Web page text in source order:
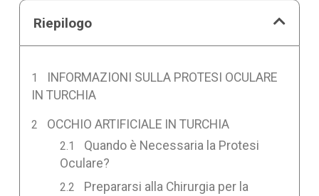
Riepilogo
INFORMAZIONI SULLA PROTESI OCULARE
IN TURCHIA
OCCHIO ARTIFICIALE IN TURCHIA
Quando è Necessaria la Protesi
Oculare?
Prepararsi alla Chirurgia per la